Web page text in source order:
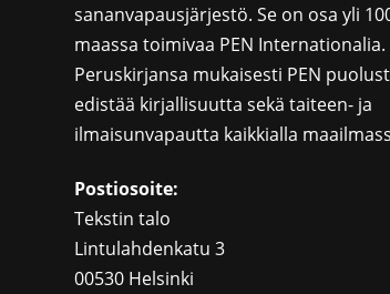
sananvapausjärjestö. Se on osa yli
maassa toimivaa PEN Internationalia.
Peruskirjansa mukaisesti PEN
edistää kirjallisuutta sekä taiteen- ja
ilmaisunvapautta kaikkialla
Postiosoite:
Tekstin talo
Lintulahdenkatu 3
00530 Helsinki